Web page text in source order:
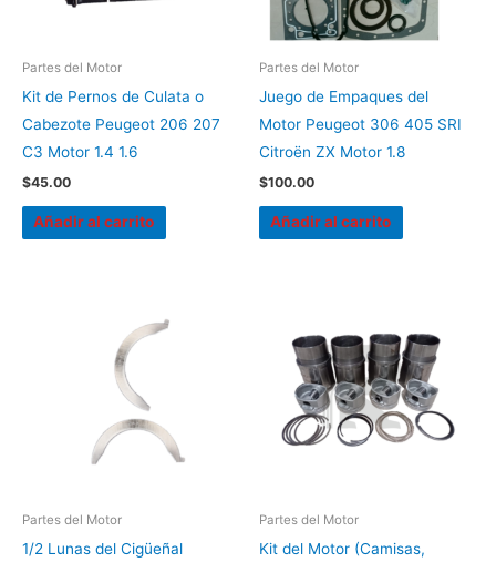
Partes del Motor
Kit de Pernos de Culata o
Cabezote Peugeot 206 207
C3 Motor 1.4 1.6
$45.00
Añadir al carrito
Partes del Motor
Juego de Empaques del
Motor Peugeot 306 405 SRI
Citroën ZX Motor 1.8
$100.00
Añadir al carrito
Partes del Motor
1/2 Lunas del Cigüeñal
Partes del Motor
Kit del Motor (Camisas,